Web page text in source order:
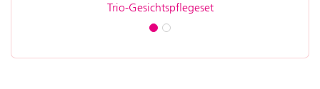
Trio-Gesichtspflegeset